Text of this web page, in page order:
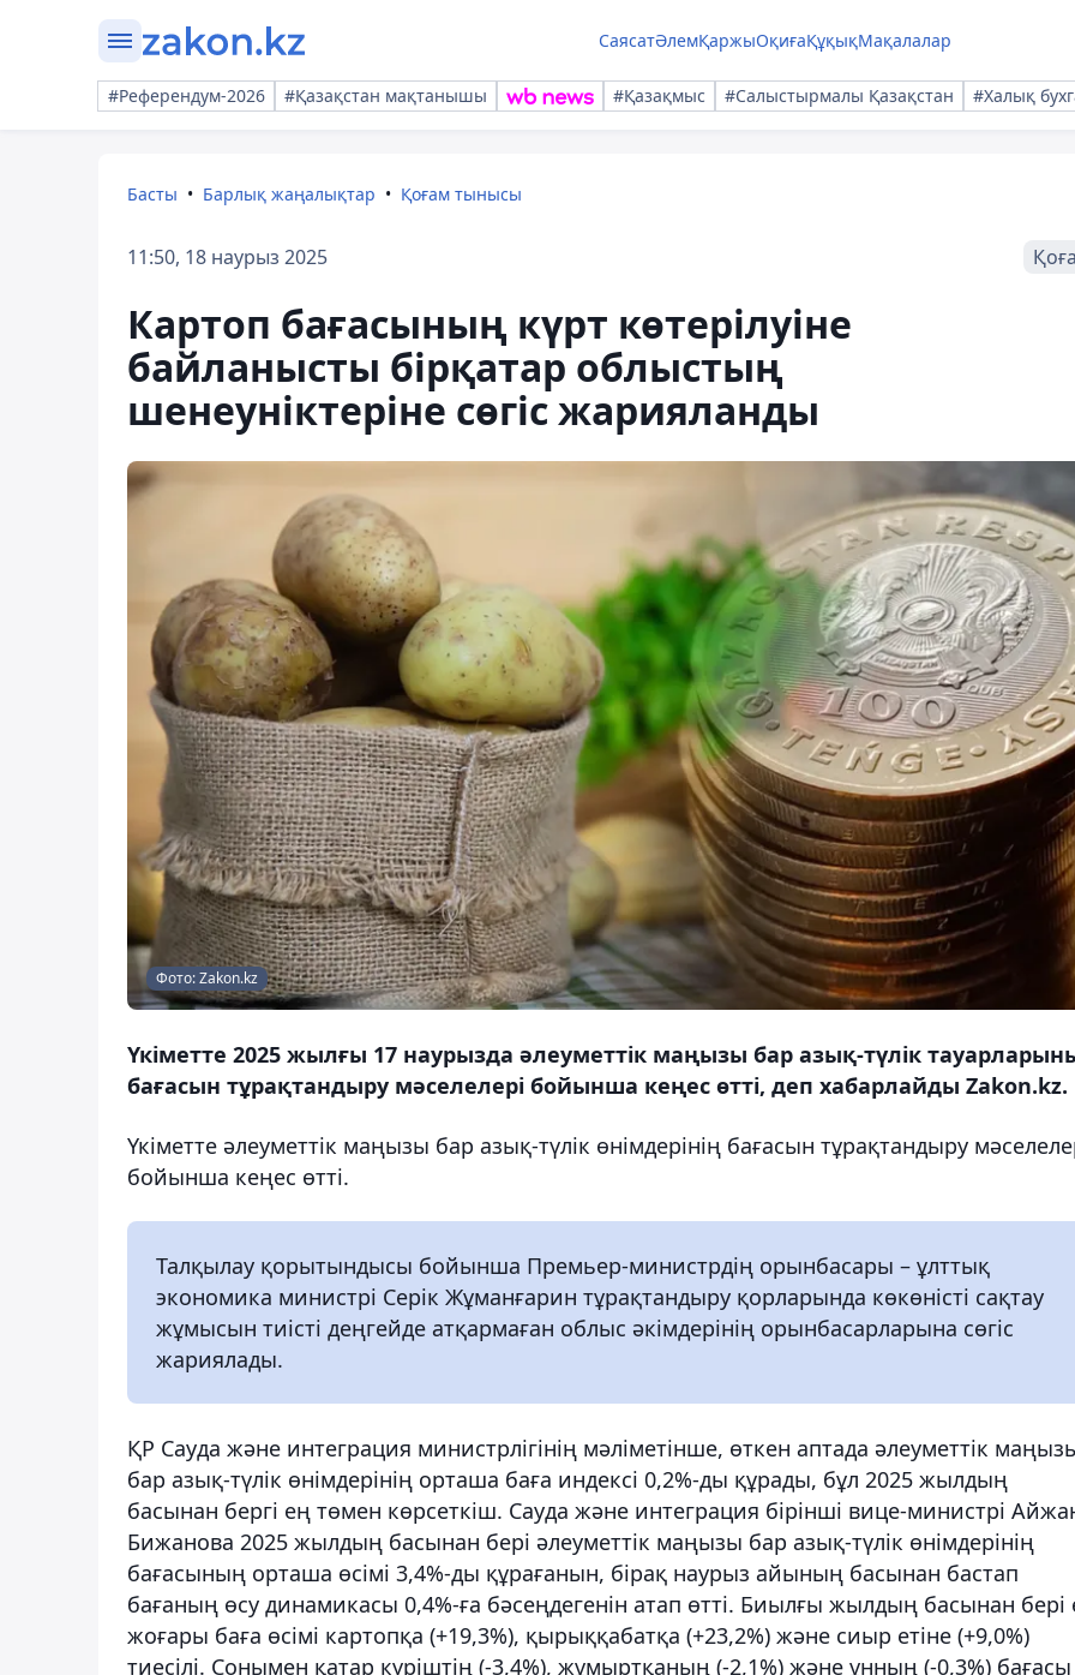
СаясатӘлемҚаржыОқиғаҚұқықМақалалар
#Референдум-2026 #Қазақстан мақтанышы #Қазақмыс #Салыстырмалы Қазақстан #Халық
Басты Барлық жаңалықтар Қоғам тынысы
11:50, 18 наурыз 2025
Картоп бағасының күрт көтерілуіне
байланысты бірқатар облыстың
шенеуніктеріне сөгіс жарияланды
Фото: Zakon.kz
Үкіметте 2025 жылғы 17 наурызда әлеуметтік маңызы бар азық-түлік
бағасын тұрақтандыру мәселелері бойынша кеңес өтті, деп хабарлайды Zakon.kz.
Үкіметте әлеуметтік маңызы бар азық-түлік өнімдерінің бағасын тұрақтандыру
бойынша кеңес өтті.
Талқылау қорытындысы бойынша Премьер-министрдің орынбасары – ұлттық
экономика министрі Серік Жұманғарин тұрақтандыру қорларында көкөністі сақтау
жұмысын тиісті деңгейде атқармаған облыс әкімдерінің орынбасарларына сөгіс
жариялады.
ҚР Сауда және интеграция министрлігінің мәліметінше, өткен аптада әлеуметтік
бар азық-түлік өнімдерінің орташа баға индексі 0,2%-ды құрады, бұл 2025 жылдың
басынан бергі ең төмен көрсеткіш. Сауда және интеграция бірінші вице-министрі
Бижанова 2025 жылдың басынан бері әлеуметтік маңызы бар азық-түлік өнімдерінің
бағасының орташа өсімі 3,4%-ды құрағанын, бірақ наурыз айының басынан бастап
бағаның өсу динамикасы 0,4%-ға бәсеңдегенін атап өтті. Биылғы жылдың басынан бері
жоғары баға өсімі картопқа (+19,3%), қырыққабатқа (+23,2%) және сиыр етіне (+9,0%)
тиесілі. Сонымен қатар күріштің (-3,4%), жұмыртқаның (-2,1%) және ұнның (-0,3%) бағасы